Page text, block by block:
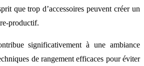
que trop d’accessoires peuvent créer un
productif.
significativement à une ambiance
de rangement efficaces pour éviter